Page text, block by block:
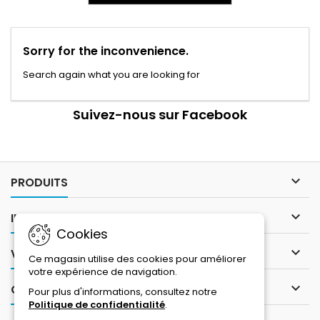
Sorry for the inconvenience.
Search again what you are looking for
Suivez-nous sur Facebook
PRODUITS 
INFORMATIONS 
VOTRE COMPTE 
CONTACT 
Cookies
Ce magasin utilise des cookies pour améliorer
votre expérience de navigation.
Pour plus d'informations, consultez notre
Politique de confidentialité.